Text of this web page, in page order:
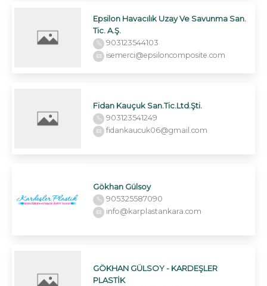
Epsilon Havacılık Uzay Ve Savunma San.
Tic. A.Ş.
903123544103
isemerci@epsiloncomposite.com
Fidan Kauçuk San.Tic.Ltd.Şti.
903123541249
fidankaucuk06@gmail.com
Gökhan Gülsoy
905325587090
info@karplastankara.com
GÖKHAN GÜLSOY - KARDEŞLER
PLASTİK